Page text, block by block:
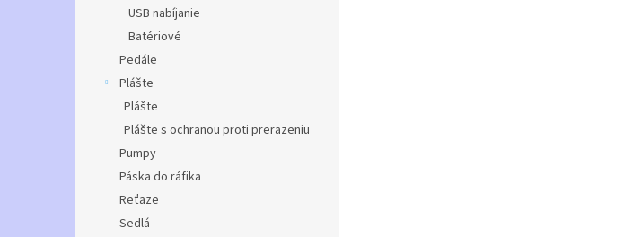
USB nabíjanie
Batériové
Pedále
Plášte
Plášte
Plášte s ochranou proti prerazeniu
Pumpy
Páska do ráfika
Reťaze
Sedlá